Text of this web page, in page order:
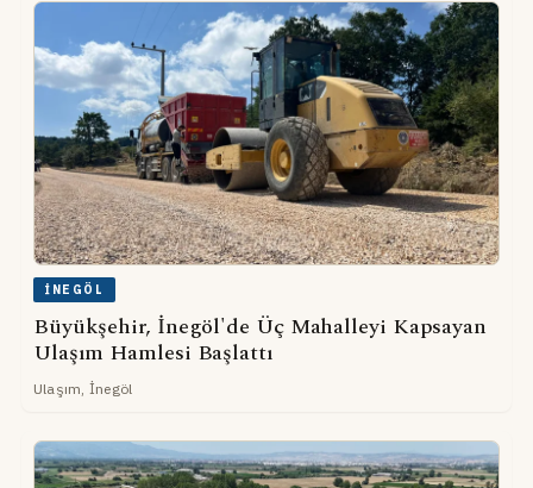
İNEGÖL
Büyükşehir, İnegöl'de Üç Mahalleyi Kapsayan
Ulaşım Hamlesi Başlattı
Ulaşım, İnegöl